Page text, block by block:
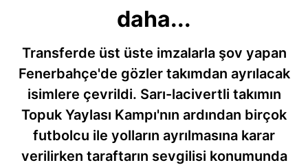
daha...
Transferde üst üste imzalarla şov yapan
Fenerbahçe'de gözler takımdan ayrılacak
isimlere çevrildi. Sarı-lacivertli takımın
Topuk Yaylası Kampı'nın ardından birçok
futbolcu ile yolların ayrılmasına karar
verilirken taraftarın sevgilisi konumunda